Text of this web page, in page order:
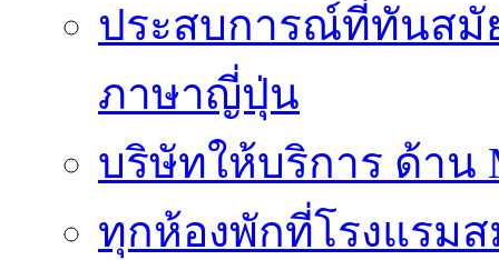
ประสบการณ์ที่ทันสมั
ภาษาญี่ปุ่น
บริษัทให้บริการ ด้าน
ทุกห้องพักที่โรงแรม